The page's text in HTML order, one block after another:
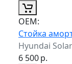
ОЕМ:
Стойка
Hyundai
6 500р.